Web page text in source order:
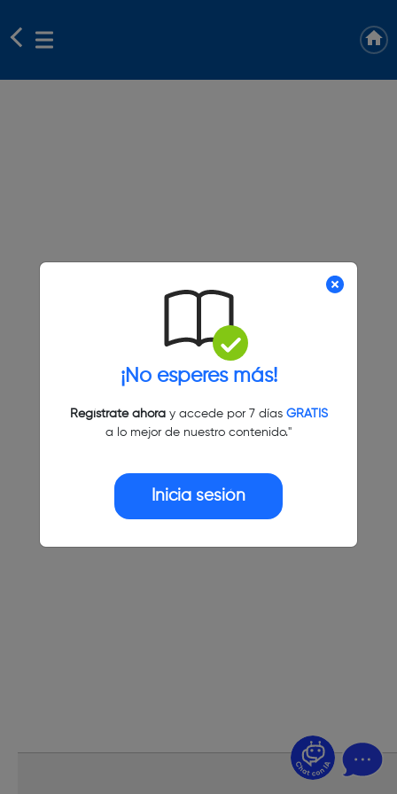
¡No esperes más!
Regístrate ahoray accede por 7 días GRATIS
a lo mejor de nuestro contenido."
Inicia sesión